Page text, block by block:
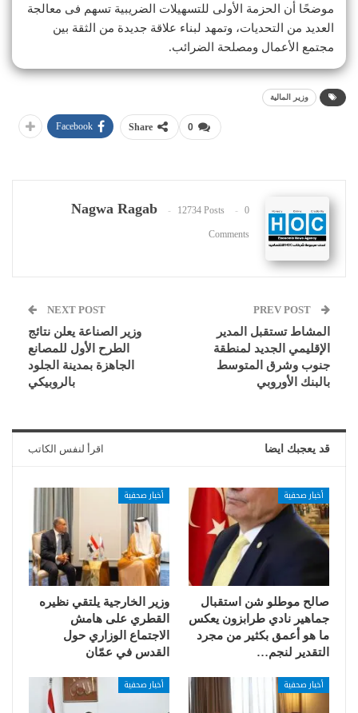
موضحًا أن الحزمة الأولى للتسهيلات الضريبية تسهم فى معالجة
العديد من التحديات، وتمهد لبناء علاقة جديدة من الثقة بين
مجتمع الأعمال ومصلحة الضرائب.
وزير المالية
0
Share
Facebook
Nagwa Ragab 12734 Posts 0
Comments
المشاط تستقبل المدير
الإقليمي الجديد لمنطقة
جنوب وشرق المتوسط
بالبنك الأوروبي
NEXT POST
وزير الصناعة يعلن نتائج
الطرح الأول للمصانع
الجاهزة بمدينة الجلود
بالروبيكي
قد يعجبك ايضا اقرأ لنفس الكاتب
أخبار صحفية
صالح موطلو شن استقبال
جماهير نادي طرابزون يعكس
ما هو أعمق بكثير من مجرد
التقدير لنجم…
أخبار صحفية
وزير الخارجية يلتقي نظيره
القطري على هامش
الاجتماع الوزاري حول
القدس في عمّان
أخبار صحفية أخبار صحفية